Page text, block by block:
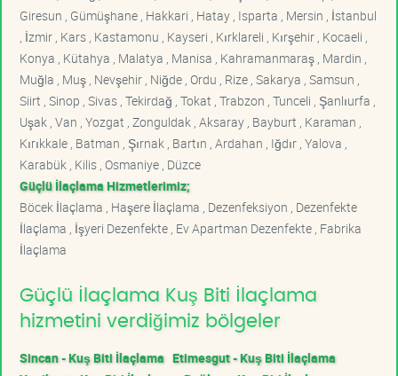
Giresun , Gümüşhane , Hakkari , Hatay , Isparta , Mersin , İstanbul
, İzmir , Kars , Kastamonu , Kayseri , Kırklareli , Kırşehir , Kocaeli ,
Konya , Kütahya , Malatya , Manisa , Kahramanmaraş , Mardin ,
Muğla , Muş , Nevşehir , Niğde , Ordu , Rize , Sakarya , Samsun ,
Siirt , Sinop , Sivas , Tekirdağ , Tokat , Trabzon , Tunceli , Şanlıurfa ,
Uşak , Van , Yozgat , Zonguldak , Aksaray , Bayburt , Karaman ,
Kırıkkale , Batman , Şırnak , Bartın , Ardahan , Iğdır , Yalova ,
Karabük , Kilis , Osmaniye , Düzce
Güçlü İlaçlama Hizmetlerimiz;
Böcek İlaçlama , Haşere İlaçlama , Dezenfeksiyon , Dezenfekte
İlaçlama , İşyeri Dezenfekte , Ev Apartman Dezenfekte , Fabrika
İlaçlama
Güçlü İlaçlama Kuş Biti İlaçlama
hizmetini verdiğimiz bölgeler
Sincan - Kuş Biti İlaçlama Etimesgut - Kuş Biti İlaçlama